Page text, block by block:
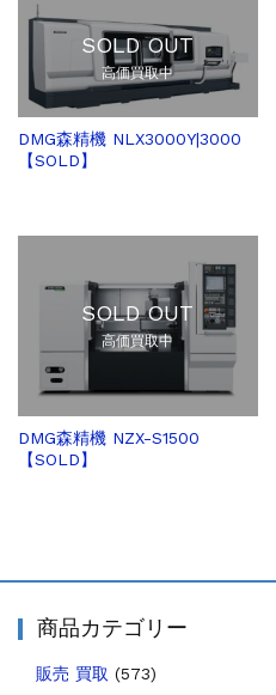
SOLD OUT
高価買取中
DMG森精機 NLX3000Y|3000
【SOLD】
SOLD OUT
高価買取中
DMG森精機 NZX-S1500
【SOLD】
商品カテゴリー
販売 買取 (573)